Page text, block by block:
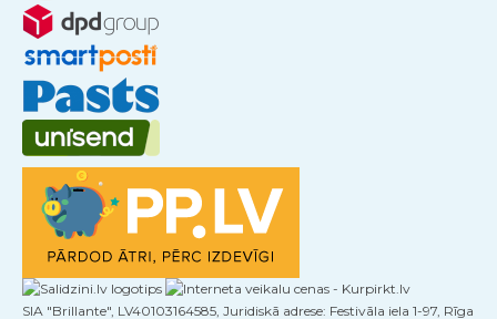
SIA "Brillante", LV40103164585, Juridiskā adrese: Festivāla iela 1-97, Rīga